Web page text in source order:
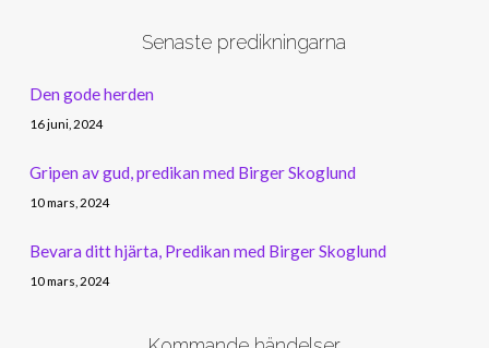
Senaste predikningarna
Den gode herden
16 juni, 2024
Gripen av gud, predikan med Birger Skoglund
10 mars, 2024
Bevara ditt hjärta, Predikan med Birger Skoglund
10 mars, 2024